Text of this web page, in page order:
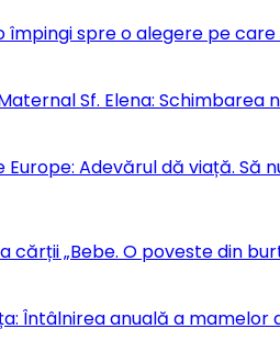
împingi spre o alegere pe
Sf. Elena:
Europe: Adevărul dă viață.
cărții „Bebe. O poveste din
Întâlnirea anuală a